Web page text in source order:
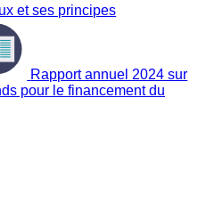
et ses principes
Rapport annuel 2024 sur
pour le financement du